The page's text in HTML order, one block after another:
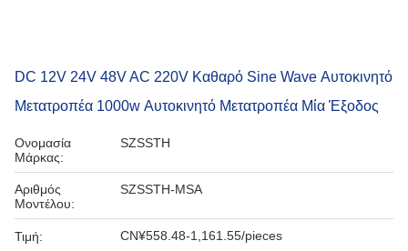
DC 12V 24V 48V AC 220V Καθαρό Sine Wave Αυτοκινητό
Μετατροπέα 1000w Αυτοκινητό Μετατροπέα Μία Έξοδος
Ονομασία
Μάρκας:
SZSSTH
Αριθμός
Μοντέλου:
SZSSTH-MSA
Τιμή: CN¥558.48-1,161.55/pieces